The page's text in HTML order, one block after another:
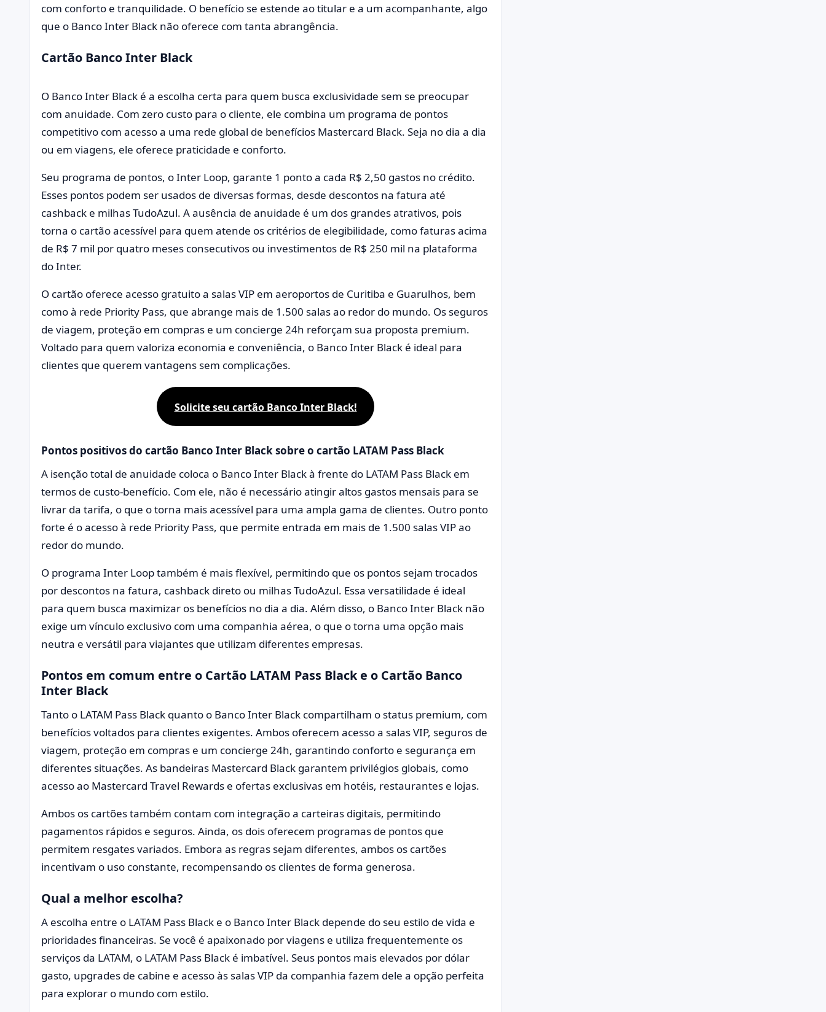
com conforto e tranquilidade. O benefício se estende ao titular e a um acompanhante, algo
que o Banco Inter Black não oferece com tanta abrangência.
Cartão Banco Inter Black
O Banco Inter Black é a escolha certa para quem busca exclusividade sem se preocupar
com anuidade. Com zero custo para o cliente, ele combina um programa de pontos
competitivo com acesso a uma rede global de benefícios Mastercard Black. Seja no dia a dia
ou em viagens, ele oferece praticidade e conforto.
Seu programa de pontos, o Inter Loop, garante 1 ponto a cada R$ 2,50 gastos no crédito.
Esses pontos podem ser usados de diversas formas, desde descontos na fatura até
cashback e milhas TudoAzul. A ausência de anuidade é um dos grandes atrativos, pois
torna o cartão acessível para quem atende os critérios de elegibilidade, como faturas acima
de R$ 7 mil por quatro meses consecutivos ou investimentos de R$ 250 mil na plataforma
do Inter.
O cartão oferece acesso gratuito a salas VIP em aeroportos de Curitiba e Guarulhos, bem
como à rede Priority Pass, que abrange mais de 1.500 salas ao redor do mundo. Os seguros
de viagem, proteção em compras e um concierge 24h reforçam sua proposta premium.
Voltado para quem valoriza economia e conveniência, o Banco Inter Black é ideal para
clientes que querem vantagens sem complicações.
Solicite seu cartão Banco Inter Black!
Pontos positivos do cartão Banco Inter Black sobre o cartão LATAM Pass Black
A isenção total de anuidade coloca o Banco Inter Black à frente do LATAM Pass Black em
termos de custo-benefício. Com ele, não é necessário atingir altos gastos mensais para se
livrar da tarifa, o que o torna mais acessível para uma ampla gama de clientes. Outro ponto
forte é o acesso à rede Priority Pass, que permite entrada em mais de 1.500 salas VIP ao
redor do mundo.
O programa Inter Loop também é mais flexível, permitindo que os pontos sejam trocados
por descontos na fatura, cashback direto ou milhas TudoAzul. Essa versatilidade é ideal
para quem busca maximizar os benefícios no dia a dia. Além disso, o Banco Inter Black não
exige um vínculo exclusivo com uma companhia aérea, o que o torna uma opção mais
neutra e versátil para viajantes que utilizam diferentes empresas.
Pontos em comum entre o Cartão LATAM Pass Black e o Cartão Banco
Inter Black
Tanto o LATAM Pass Black quanto o Banco Inter Black compartilham o status premium, com
benefícios voltados para clientes exigentes. Ambos oferecem acesso a salas VIP, seguros de
viagem, proteção em compras e um concierge 24h, garantindo conforto e segurança em
diferentes situações. As bandeiras Mastercard Black garantem privilégios globais, como
acesso ao Mastercard Travel Rewards e ofertas exclusivas em hotéis, restaurantes e lojas.
Ambos os cartões também contam com integração a carteiras digitais, permitindo
pagamentos rápidos e seguros. Ainda, os dois oferecem programas de pontos que
permitem resgates variados. Embora as regras sejam diferentes, ambos os cartões
incentivam o uso constante, recompensando os clientes de forma generosa.
Qual a melhor escolha?
A escolha entre o LATAM Pass Black e o Banco Inter Black depende do seu estilo de vida e
prioridades financeiras. Se você é apaixonado por viagens e utiliza frequentemente os
serviços da LATAM, o LATAM Pass Black é imbatível. Seus pontos mais elevados por dólar
gasto, upgrades de cabine e acesso às salas VIP da companhia fazem dele a opção perfeita
para explorar o mundo com estilo.